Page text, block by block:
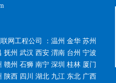
网工程公司 ：温州 金华 苏州
抚州 武汉 西安 渭南 台州 宁波
赣州 石狮 南宁 深圳 桂林 厦门
陕西 四川 湖北 九江 东北 广西